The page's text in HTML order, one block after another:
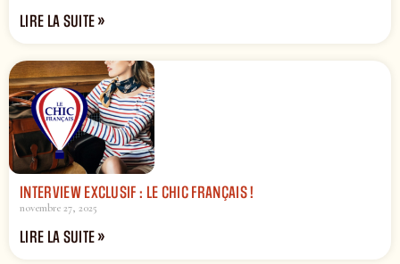
LIRE LA SUITE »
INTERVIEW EXCLUSIF : LE CHIC FRANÇAIS !
novembre 27, 2025
LIRE LA SUITE »